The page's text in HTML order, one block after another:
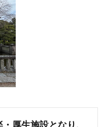
厚生施設となり、